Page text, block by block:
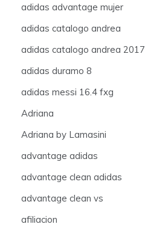
adidas advantage mujer
adidas catalogo andrea
adidas catalogo andrea 2017
adidas duramo 8
adidas messi 16.4 fxg
Adriana
Adriana by Lamasini
advantage adidas
advantage clean adidas
advantage clean vs
afiliacion